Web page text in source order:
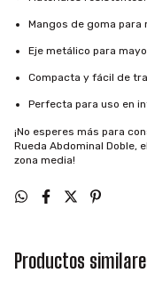
Mangos de goma para
Eje metálico para
Compacta y fácil de
Perfecta para uso en
¡No esperes más para
Rueda Abdominal Doble,
zona media!
Productos